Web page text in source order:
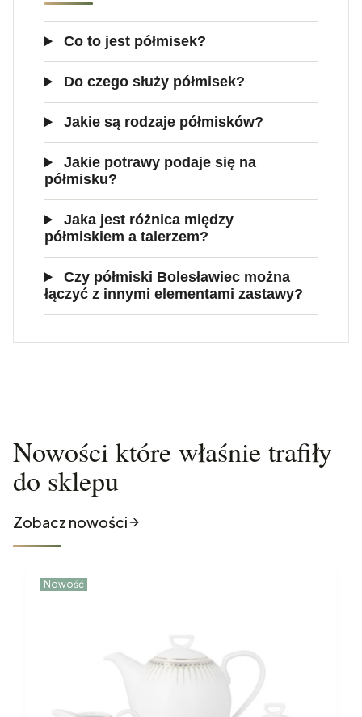
Co to jest półmisek?
Do czego służy półmisek?
Jakie są rodzaje półmisków?
Jakie potrawy podaje się na
półmisku?
Jaka jest różnica między
półmiskiem a talerzem?
Czy półmiski Bolesławiec można
łączyć z innymi elementami zastawy?
Nowości które właśnie trafiły
do sklepu
Zobacz nowości
Nowość